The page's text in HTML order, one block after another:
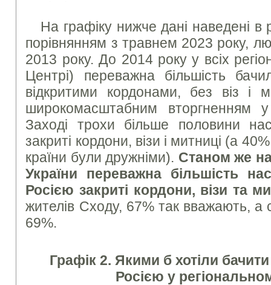
На графіку нижче дані наведені в
порівнянням з травнем 2023 року,
2013 року. До 2014 року у всіх
Центрі) переважна більшість
відкритими кордонами, без віз і
широкомасштабним
Заході трохи більше половини
закриті кордони, візи і митниці (а
країни були дружніми). Станом же
України переважна більшість
Росією закриті кордони, візи та
жителів Сходу, 67% так вважають, а
69%.
Графік 2. Якими б хотіли
Росією у